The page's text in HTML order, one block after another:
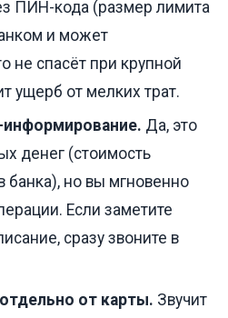
ПИН-кода (размер лимита
и может
не спасёт при крупной
ущерб от мелких трат.
Да, это
денег (стоимость
банка), но вы мгновенно
Если заметите
сразу звоните в
от карты. Звучит